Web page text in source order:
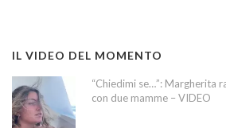
IL VIDEO DEL MOMENTO
“Chiedimi se…”: Margherita
con due mamme – VIDEO